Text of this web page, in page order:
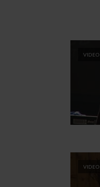
VIDEO
VIDEO